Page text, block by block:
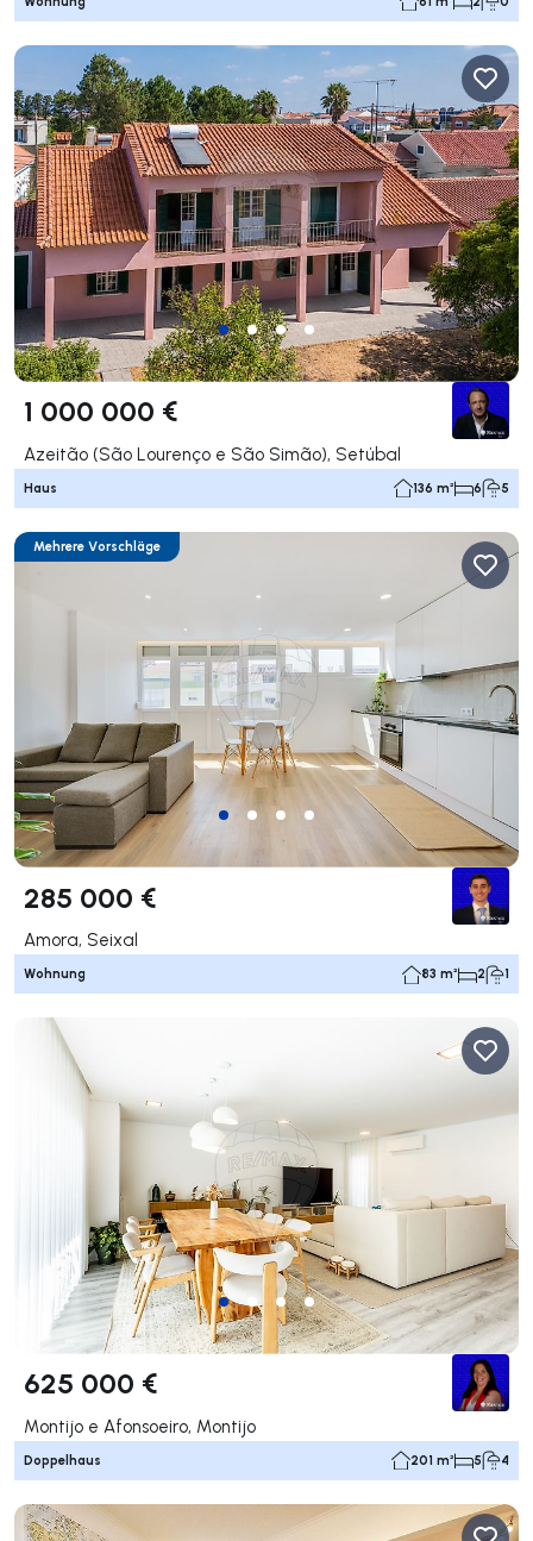
1 000 000 €
Azeitão (São Lourenço e São Simão), Setúbal
Haus 136 m² 6 5
Mehrere Vorschläge
285 000 €
Amora, Seixal
Wohnung 83 m² 2 1
625 000 €
Montijo e Afonsoeiro, Montijo
Doppelhaus 201 m² 5 4